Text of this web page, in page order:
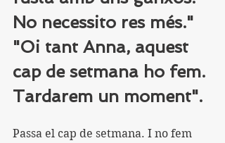
No necessito res més."
"Oi tant Anna, aquest
cap de setmana ho fem.
Tardarem un moment".
Passa el cap de setmana. I no fem